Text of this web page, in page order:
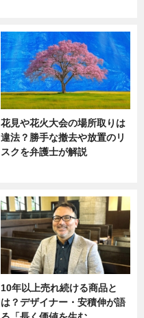
花見や花火大会の場所取りは
違法？勝手な撤去や放置のリ
スクを弁護士が解説
10年以上売れ続ける商品と
は？デザイナー・安積伸が語